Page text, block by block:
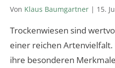
Von Klaus Baumgartner | 15.
Trockenwiesen sind
einer reichen
ihre besonderen